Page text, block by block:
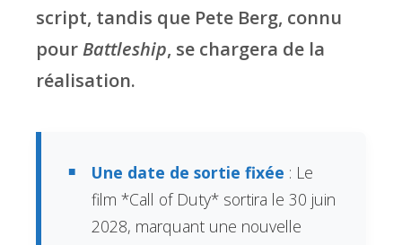
script, tandis que Pete Berg, connu
pourBattleship, se chargera de la
réalisation.
Une date de sortie fixée : Le
film *Call of Duty* sortira le 30 juin
2028, marquant une nouvelle